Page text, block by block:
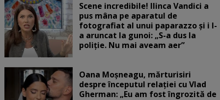
Scene incredibile! Ilinca Vandici a
pus mâna pe aparatul de
fotografiat al unui paparazzo și i l-
a aruncat la gunoi: „S-a dus la
poliție. Nu mai aveam aer”
Oana Moșneagu, mărturisiri
despre începutul relației cu Vlad
Gherman: „Eu am fost îngrozită de